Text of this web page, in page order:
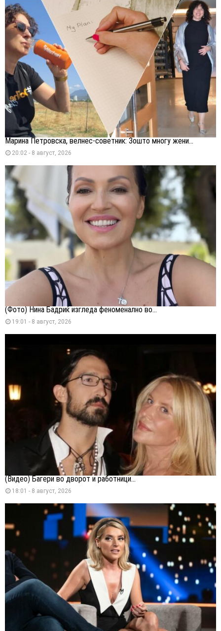
Марина Петровска, велнес-советник: Зошто многу жени...
20:02 - 8 август, 2026
(Фото) Нина Бадриќ изгледа феноменално во...
19:01 - 8 август, 2026
(Видео) Багери во дворот и работници...
18:01 - 8 август, 2026